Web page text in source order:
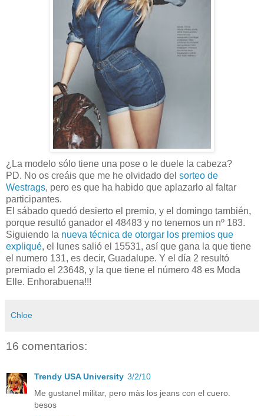
¿La modelo sólo tiene una pose o le duele la cabeza?
PD. No os creáis que me he olvidado del sorteo de
Westrags, pero es que ha habido que aplazarlo al faltar
participantes.
El sábado quedó desierto el premio, y el domingo también,
porque resultó ganador el 48483 y no tenemos un nº 183.
Siguiendo la nueva técnica de otorgar los premios que
expliqué, el lunes salió el 15531, así que gana la que tiene
el numero 131, es decir, Guadalupe. Y el día 2 resultó
premiado el 23648, y la que tiene el número 48 es Moda
Elle. Enhorabuena!!!
Chloe
16 comentarios:
Trendy USA University 3/2/10
Me gustanel militar, pero màs los jeans con el cuero.
besos